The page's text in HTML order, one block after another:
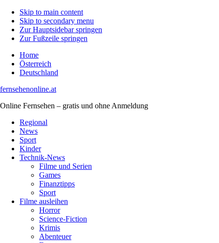
Skip to main content
Skip to secondary menu
Zur Hauptsidebar springen
Zur Fußzeile springen
Home
Österreich
Deutschland
fernsehenonline.at
Online Fernsehen – gratis und ohne Anmeldung
Regional
News
Sport
Kinder
Technik-News
Filme und Serien
Games
Finanztipps
Sport
Filme ausleihen
Horror
Science-Fiction
Krimis
Abenteuer